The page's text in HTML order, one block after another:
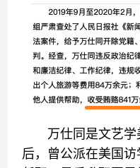
万仕同是文艺学
后，曾公派在美国